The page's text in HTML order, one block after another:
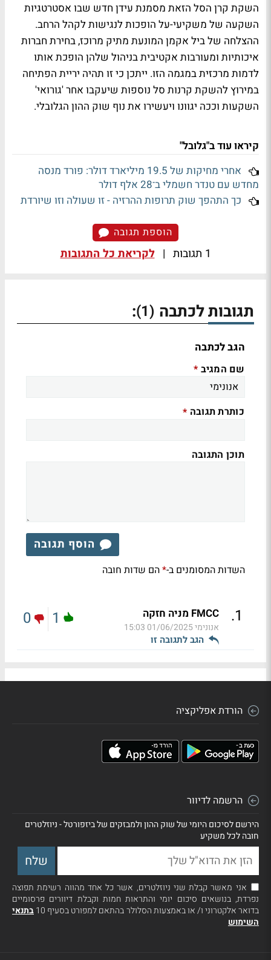
השקת קרן הסל הזאת מסמנת עידן חדש שבו אסטרטגיות
השקעה של משקיעי-על הופכות לנגישות לקהל הרחב.
ההצלחה של ביל אקמן המונעת מתיק מרוכז, בחירת חברות
איכותיות ומעורבות אקטיבית בניהול שלהן הופכת אותו
לדמות מרכזית במגמה הזו. ייתכן כי זו תהיה יריית הפתיחה
במירוץ להשקת קרנות סל נוספות שיעקבו אחר 'גורואי'
השקעות וככה יגוונו ויעשירו את נוף שוק ההון הגלובלי.
קיראו עוד ב"גלובל"
אחרי מחיקות של 19.5 מיליארד דולר: פורד מנסה
מחדש עם טנדר חשמלי ב־28 אלף דולר
כך התהפך שוק תרופות ההרזיה - זו שעולה וזו שיורדת
הוספת תגובה
1 תגובות | לקריאת כל התגובות
תגובות לכתבה (1)
:
הגב לכתבה
שם המגיב *
כותרת תגובה *
תוכן התגובה
הוסף תגובה
השדות המסומנים ב-*הם שדות חובה
1
. FMCC מניה חזקה
אנונימי01/06/2025 15:03
הגב לתגובה זו
1
0
הורדת אפליקציה
הרשמה לדיוור
הירשם לסיכום היומי של שוק ההון ולמבזקים של ביזפורטל - ניוזלטרים
חובה לכל משקיע
אני מאשר קבלת שני ניוזלטרים, אשר כל אחד מהווה רשימת תפוצה
נפרדת, בנושאים סיכום יומי והתראות חמות וקבלת דיוורים פרסומיים
בדואר אלקטרוני ו/ או באמצעות הסלולר בהתאם למפורט בסעיף 10
בתנאי
השימוש